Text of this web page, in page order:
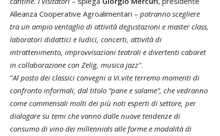
Alleanza Cooperative Agroalimentari – potranno scegliere
tra un ampio ventaglio di attività degustazioni e master class,
laboratori didattici e ludici, concerti, attività di
intrattenimento, improvvisazioni teatrali e divertenti cabaret
in collaborazione con Zelig, musica jazz".
"Al posto dei classici convegni a Vi.vite terremo momenti di
confronto informali, dal titolo “pane e salame”, che vedranno
come commensali molti dei più noti esperti di settore, per
dialogare su temi che vanno dalle nuove tendenze di
consumo di vino dei millennials alle forme e modalità di